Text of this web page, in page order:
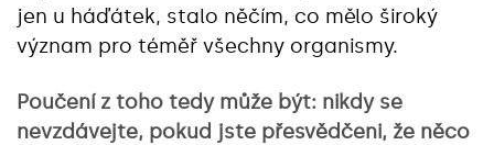
jen u háďátek, stalo něčím, co mělo široký
význam pro téměř všechny organismy.
Poučení z toho tedy může být: nikdy se
nevzdávejte, pokud jste přesvědčeni, že něco